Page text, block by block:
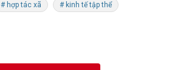
# hợp tác xã # kinh tế tập thể